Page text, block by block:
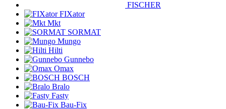
FISCHER
FIXator
Mkt
SORMAT
Mungo
Hilti
Gunnebo
Omax
BOSCH
Bralo
Fasty
Bau-Fix